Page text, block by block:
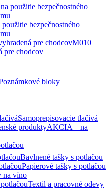
bezpečnostného
M010
pre chodcov
bloky
Samoprepisovacie tlačivá
AKCIA – na
Bavlnené tašky s potlačou
Papierové tašky s potlačou
na víno
Textil a pracovné odevy